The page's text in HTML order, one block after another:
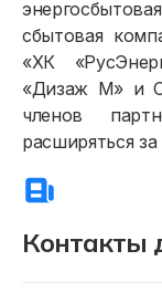
Контакты
сбытовая
«ХК
«Дизаж М» и
членов
расширяться